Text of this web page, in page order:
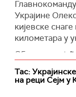
каналу тог
ДописникТаса
потврдио ту
украјинске
''Планирају да
нуклеарног
Русије наводи
снажан
новинарске
телевизијске и
истиче,
РАИ је у среду
Украјине
кијевске
километара у
Зеленског
известио о
око 11 и по
Тас:
на реци Сејм у